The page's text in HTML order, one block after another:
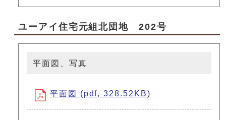
ユーアイ住宅元組北団地 202号
平面図、写真
平面図 (pdf, 328.52KB)